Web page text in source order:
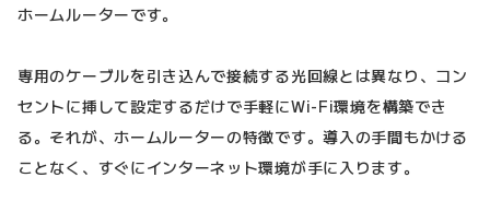
ホームルーターです。
専用のケーブルを引き込んで接続する光回線とは異なり、コン
セントに挿して設定するだけで手軽にWi-Fi環境を構築でき
る。それが、ホームルーターの特徴です。導入の手間もかける
ことなく、すぐにインターネット環境が手に入ります。